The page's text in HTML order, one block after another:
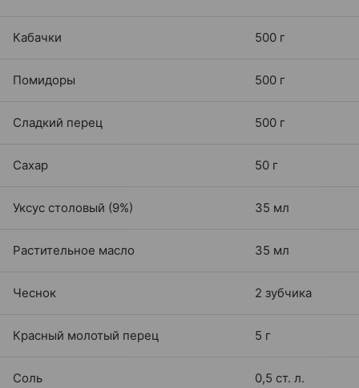
Кабачки 500 г
Помидоры 500 г
Сладкий перец 500 г
Сахар 50 г
Уксус столовый (9%) 35 мл
Растительное масло 35 мл
Чеснок 2 зубчика
Красный молотый перец 5 г
Соль 0,5 ст. л.